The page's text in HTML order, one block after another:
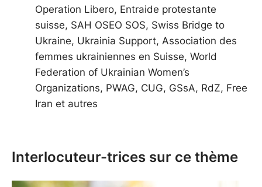
Operation Libero, Entraide protestante
suisse, SAH OSEO SOS, Swiss Bridge to
Ukraine, Ukrainia Support, Association des
femmes ukrainiennes en Suisse, World
Federation of Ukrainian Women’s
Organizations, PWAG, CUG, GSsA, RdZ, Free
Iran et autres
Interlocuteur-trices sur ce thème